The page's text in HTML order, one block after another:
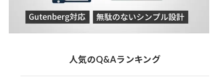
人気のQ&Aランキング